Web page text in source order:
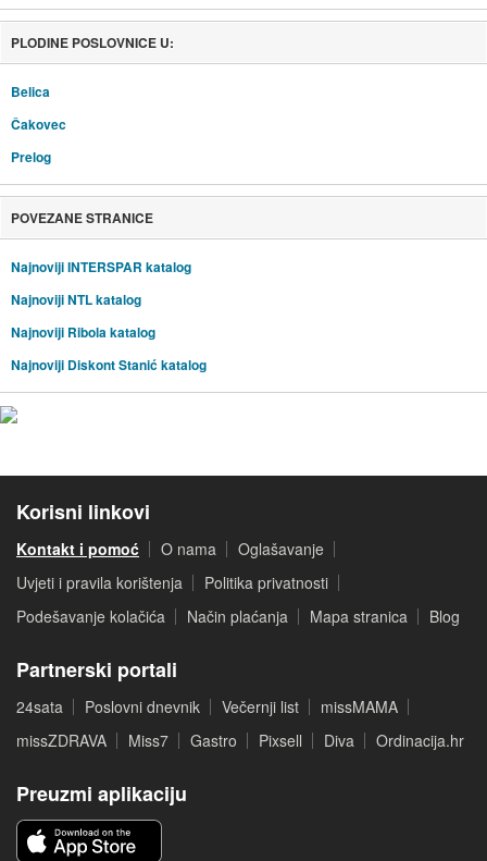
PLODINE POSLOVNICE U:
Belica
Čakovec
Prelog
POVEZANE STRANICE
Najnoviji INTERSPAR katalog
Najnoviji NTL katalog
Najnoviji Ribola katalog
Najnoviji Diskont Stanić katalog
Korisni linkovi
Kontakt i pomoć O nama
Oglašavanje
Uvjeti i pravila korištenja
Politika privatnosti
Podešavanje kolačića
Način plaćanja Mapa stranica Blog
Partnerski portali
24sata Poslovni dnevnik Večernji list
missMAMA
missZDRAVA
Miss7 Gastro Pixsell Diva Ordinacija.hr
Preuzmi aplikaciju